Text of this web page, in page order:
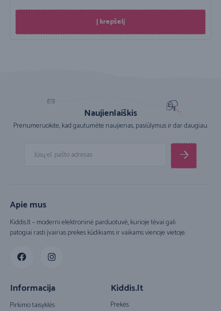
Į krepšelį
Naujienlaiškis
Prenumeruokite, kad gautumėte naujienas, pasiūlymus ir dar daugiau.
Apie mus
Kiddis.lt – moderni elektroninė parduotuvė, kurioje tėvai gali
patogiai rasti įvairias prekes kūdikiams ir vaikams vienoje vietoje.
Informacija
Pirkimo taisyklės
Kiddis.lt
Prekės